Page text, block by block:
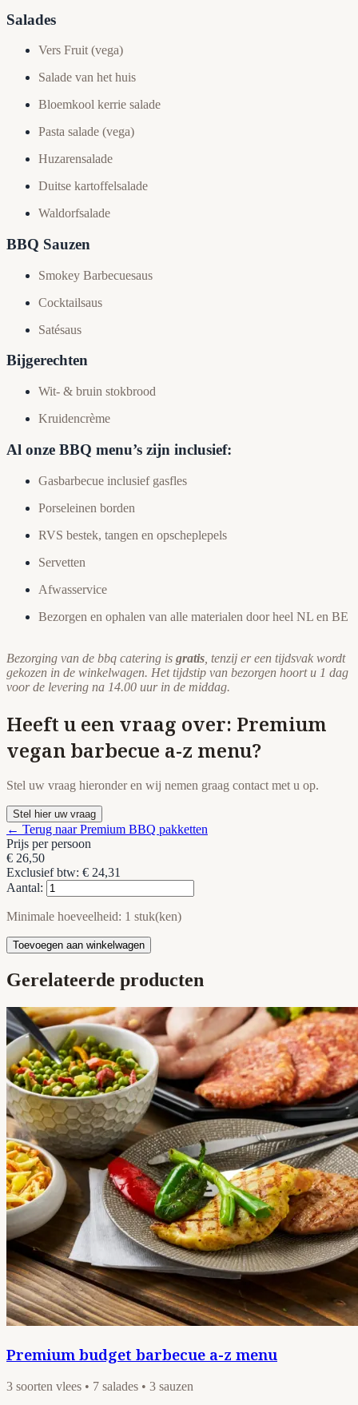
Salades
Vers Fruit (vega)
Salade van het huis
Bloemkool kerrie salade
Pasta salade (vega)
Huzarensalade
Duitse kartoffelsalade
Waldorfsalade
BBQ Sauzen
Smokey Barbecuesaus
Cocktailsaus
Satésaus
Bijgerechten
Wit- & bruin stokbrood
Kruidencrème
Al onze BBQ menu’s zijn inclusief:
Gasbarbecue inclusief gasfles
Porseleinen borden
RVS bestek, tangen en opscheplepels
Servetten
Afwasservice
Bezorgen en ophalen van alle materialen door heel NL en BE
Bezorging van de bbq catering is gratis , tenzij er een tijdsvak wordt
gekozen in de winkelwagen. Het tijdstip van bezorgen hoort u 1 dag
voor de levering na 14.00 uur in de middag.
Heeft u een vraag over: Premium
vegan barbecue a-z menu?
Stel uw vraag hieronder en wij nemen graag contact met u op.
Stel hier uw vraag
← Terug naar Premium BBQ pakketten
Prijs per persoon
€ 26,50
Exclusief btw: € 24,31
Aantal:
Minimale hoeveelheid: 1 stuk(ken)
Toevoegen aan winkelwagen
Gerelateerde producten
Premium budget barbecue a-z menu
3 soorten vlees • 7 salades • 3 sauzen